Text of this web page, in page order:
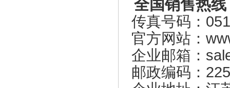
全国销售热线
传真号码：
官方网站：
企业邮箱：
邮政编码：